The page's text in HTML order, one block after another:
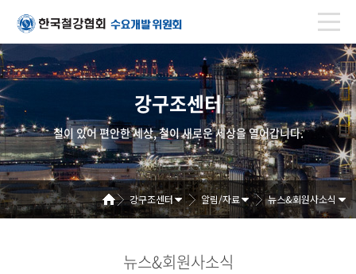
강구조센터
철이 있어 편안한 세상, 철이 새로운 세상을 열어갑니다.
강구조센터 알림/자료 뉴스&회원사소식
뉴스&회원사소식